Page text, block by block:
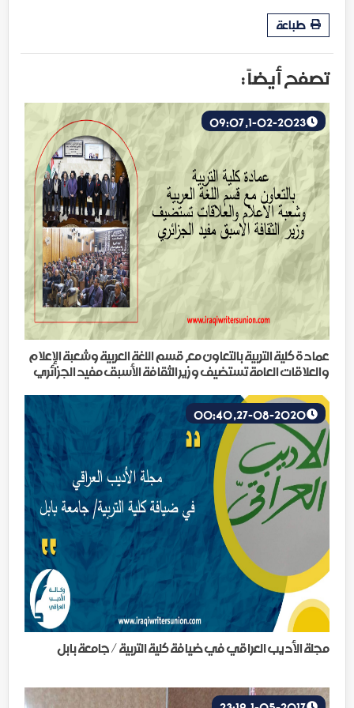
طباعة
تصفح أيضاً :
عمادة كلية التربية بالتعاون مع قسم اللغة العربية وشعبة الإعلام
والعلاقات العامة تستضيف وزير الثقافة الأسبق مفيد الجزائري
مجلة الأديب العراقي في ضيافة كلية التربية / جامعة بابل